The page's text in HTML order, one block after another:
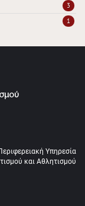
3
1
Υπηρεσία
και Αθλητισμού